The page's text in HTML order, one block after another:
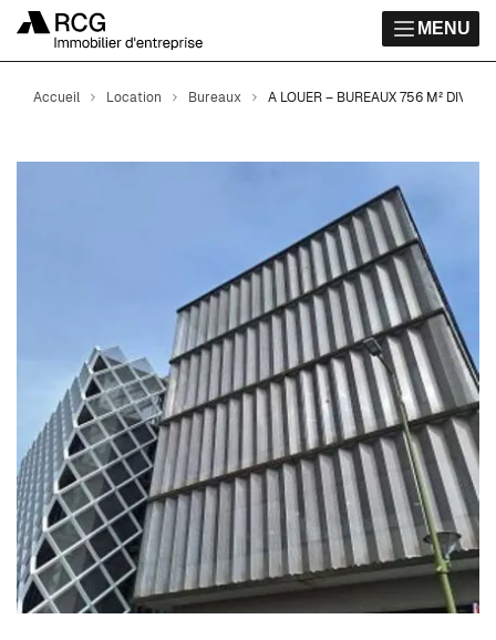
MENU
Accueil Location Bureaux A LOUER – BUREAUX 756 M²